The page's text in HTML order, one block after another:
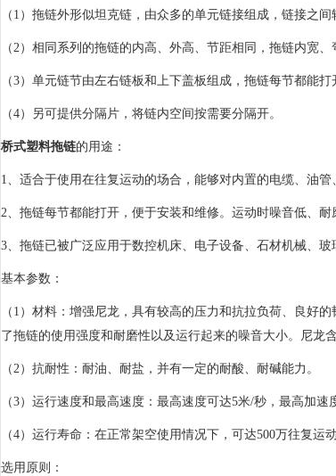
（1）拖链外形似坦克链，由众多的单元链接组成，链接之间
（2）相同系列的拖链的内高、外高、节距相同，拖链内宽、
（3）单元链节由左右链板和上下盖板组成，拖链每节都能
（4）另可提供分隔片，将链内空间按需要分隔开。
桥式塑料拖链的用途：
1、适合于使用在往复运动的场合，能够对内置的电缆、油管
2、拖链每节都能打开，便于安装和维修。运动时噪音低、耐
3、拖链已被广泛应用于数控机床、电子设备、石材机械、
基本参数：
（1）材料：增强尼龙，具有较高的压力和抗拉负荷、良好
了拖链的使用强度和耐磨性以及运行起来的噪音大小。尼龙
（2）抗耐性：耐油、耐盐，并有一定的耐酸、耐碱能力。
（3）运行速度和最高速度：最高速度可达5米/秒，最高加
（4）运行寿命：在正常架空使用情况下，可达500万往复运
选用原则：